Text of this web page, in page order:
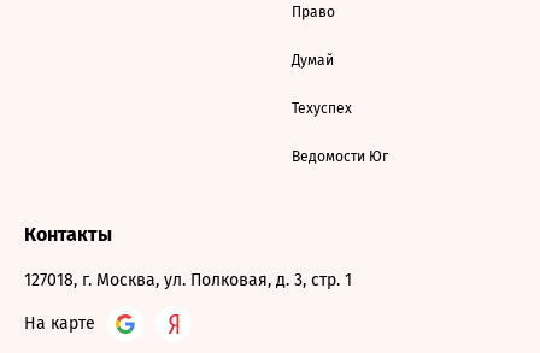
Право
Думай
Техуспех
Ведомости Юг
Контакты
127018, г. Москва, ул. Полковая, д. 3, стр. 1
На карте